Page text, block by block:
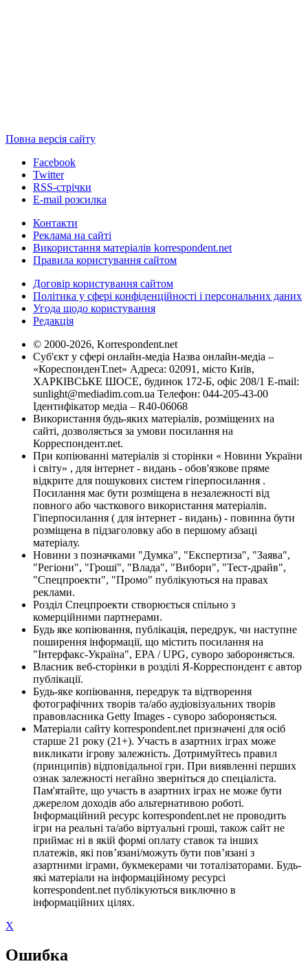
Повна версія сайту
Facebook
Twitter
RSS-стрічки
E-mail розсилка
Контакти
Реклама на сайті
Використання матеріалів korrespondent.net
Правила користування сайтом
Договір користування сайтом
Політика у сфері конфіденційності і персональних даних
Угода щодо користування
Редакція
© 2000-2026, Korrespondent.net
Суб'єкт у сфері онлайн-медіа Назва онлайн-медіа –
«КореспонденТ.net» Адреса: 02091, місто Київ,
ХАРКІВСЬКЕ ШОСЕ, будинок 172-Б, офіс 208/1 E-mail:
sunlight@mediadim.com.ua Телефон: 044-205-43-00
Ідентифікатор медіа – R40-06068
Використання будь-яких матеріалів, розміщених на
сайті, дозволяється за умови посилання на
Корреспондент.net.
При копіюванні матеріалів зі сторінки « Новини України
і світу» , для інтернет - видань - обов'язкове пряме
відкрите для пошукових систем гіперпосилання .
Посилання має бути розміщена в незалежності від
повного або часткового використання матеріалів.
Гіперпосилання ( для інтернет - видань) - повинна бути
розміщена в підзаголовку або в першому абзаці
матеріалу.
Новини з позначками "Думка", "Експертиза", "Заява",
"Регіони", "Гроші", "Влада", "Вибори", "Тест-драйв",
"Спецпроекти", "Промо" публікуються на правах
реклами.
Розділ Спецпроекти створюється спільно з
комерційними партнерами.
Будь яке копіювання, публікація, передрук, чи наступне
поширення інформації, що містить посилання на
"Інтерфакс-Україна", EPA / UPG, суворо забороняється.
Власник веб-сторінки в розділі Я-Корреспондент є автор
публікації.
Будь-яке копіювання, передрук та відтворення
фотографічних творів та/або аудіовізуальних творів
правовласника Getty Images - суворо забороняється.
Матеріали сайту korrespondent.net призначені для осіб
старше 21 року (21+). Участь в азартних іграх може
викликати ігрову залежність. Дотримуйтесь правил
(принципів) відповідальної гри. При виявленні перших
ознак залежності негайно зверніться до спеціаліста.
Пам'ятайте, що участь в азартних іграх не може бути
джерелом доходів або альтернативою роботі.
Інформаційний ресурс korrespondent.net не проводить
ігри на реальні та/або віртуальні гроші, також сайт не
приймає ні в якій формі оплату ставок та інших
платежів, які пов’язані/можуть бути пов’язані з
азартними іграми, букмекерами чи тоталізаторами. Будь-
які матеріали на інформаційному ресурсі
korrespondent.net публікуються виключно в
інформаційних цілях.
X
Ошибка